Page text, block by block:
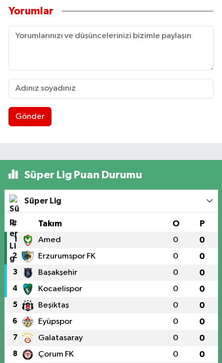
Yorumlar
Gönder
Süper Lig Puan Durumu
Süper Lig
# Takım O P
1 Amed 0 0
2 Erzurumspor FK 0 0
3 Başakşehir 0 0
4 Kocaelispor 0 0
5 Beşiktaş 0 0
6 Eyüpspor 0 0
7 Galatasaray 0 0
8 Çorum FK 0 0